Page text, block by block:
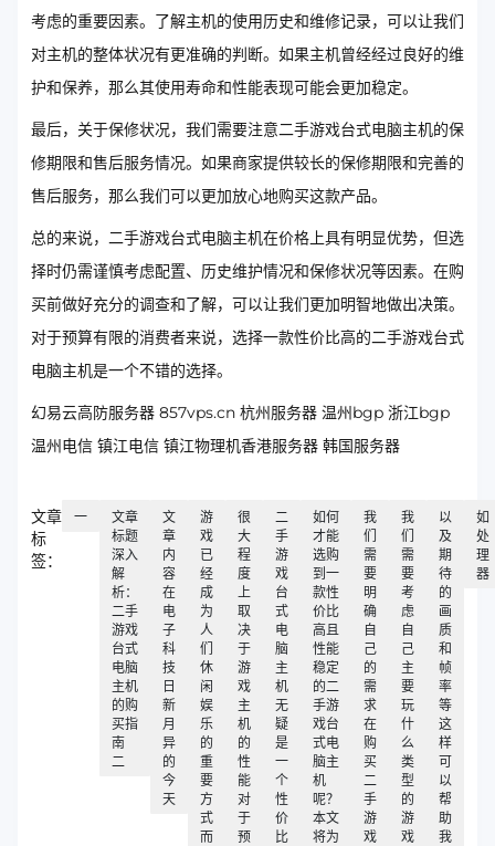
考虑的重要因素。了解主机的使用历史和维修记录，可以让我们
对主机的整体状况有更准确的判断。如果主机曾经经过良好的维
护和保养，那么其使用寿命和性能表现可能会更加稳定。
最后，关于保修状况，我们需要注意二手游戏台式电脑主机的保
修期限和售后服务情况。如果商家提供较长的保修期限和完善的
售后服务，那么我们可以更加放心地购买这款产品。
总的来说，二手游戏台式电脑主机在价格上具有明显优势，但选
择时仍需谨慎考虑配置、历史维护情况和保修状况等因素。在购
买前做好充分的调查和了解，可以让我们更加明智地做出决策。
对于预算有限的消费者来说，选择一款性价比高的二手游戏台式
电脑主机是一个不错的选择。
幻易云高防服务器 857vps.cn 杭州服务器 温州bgp 浙江bgp
温州电信 镇江电信 镇江物理机香港服务器 韩国服务器
文章
标
签：
一
文章
标题
深入
解
析：
二手
游戏
台式
电脑
主机
的购
买指
南
二
文
章
内
容
在
电
子
科
技
日
新
月
异
的
今
天
游
戏
已
经
成
为
人
们
休
闲
娱
乐
的
重
要
方
式
而
很
大
程
度
上
取
决
于
游
戏
主
机
的
性
能
对
于
预
二
手
游
戏
台
式
电
脑
主
机
无
疑
是
一
个
性
价
比
如何
才能
选购
到一
款性
价比
高且
性能
稳定
的二
手游
戏台
式电
脑主
机
呢？
本文
将为
我
们
需
要
明
确
自
己
的
需
求
在
购
买
二
手
游
戏
我
们
需
要
考
虑
自
己
主
要
玩
什
么
类
型
的
游
戏
以
及
期
待
的
画
质
和
帧
率
等
这
样
可
以
帮
助
我
如
处
理
器